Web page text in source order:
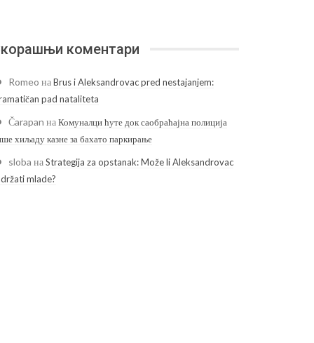
коментари
Romeo наBrus i Aleksandrovac pred nestajanjem:
pad nataliteta
Čarapan наКомуналци ћуте док саобраћајна полиција
хиљаду казне за бахато паркирање
sloba наStrategija za opstanak: Može li Aleksandrovac
mlade?